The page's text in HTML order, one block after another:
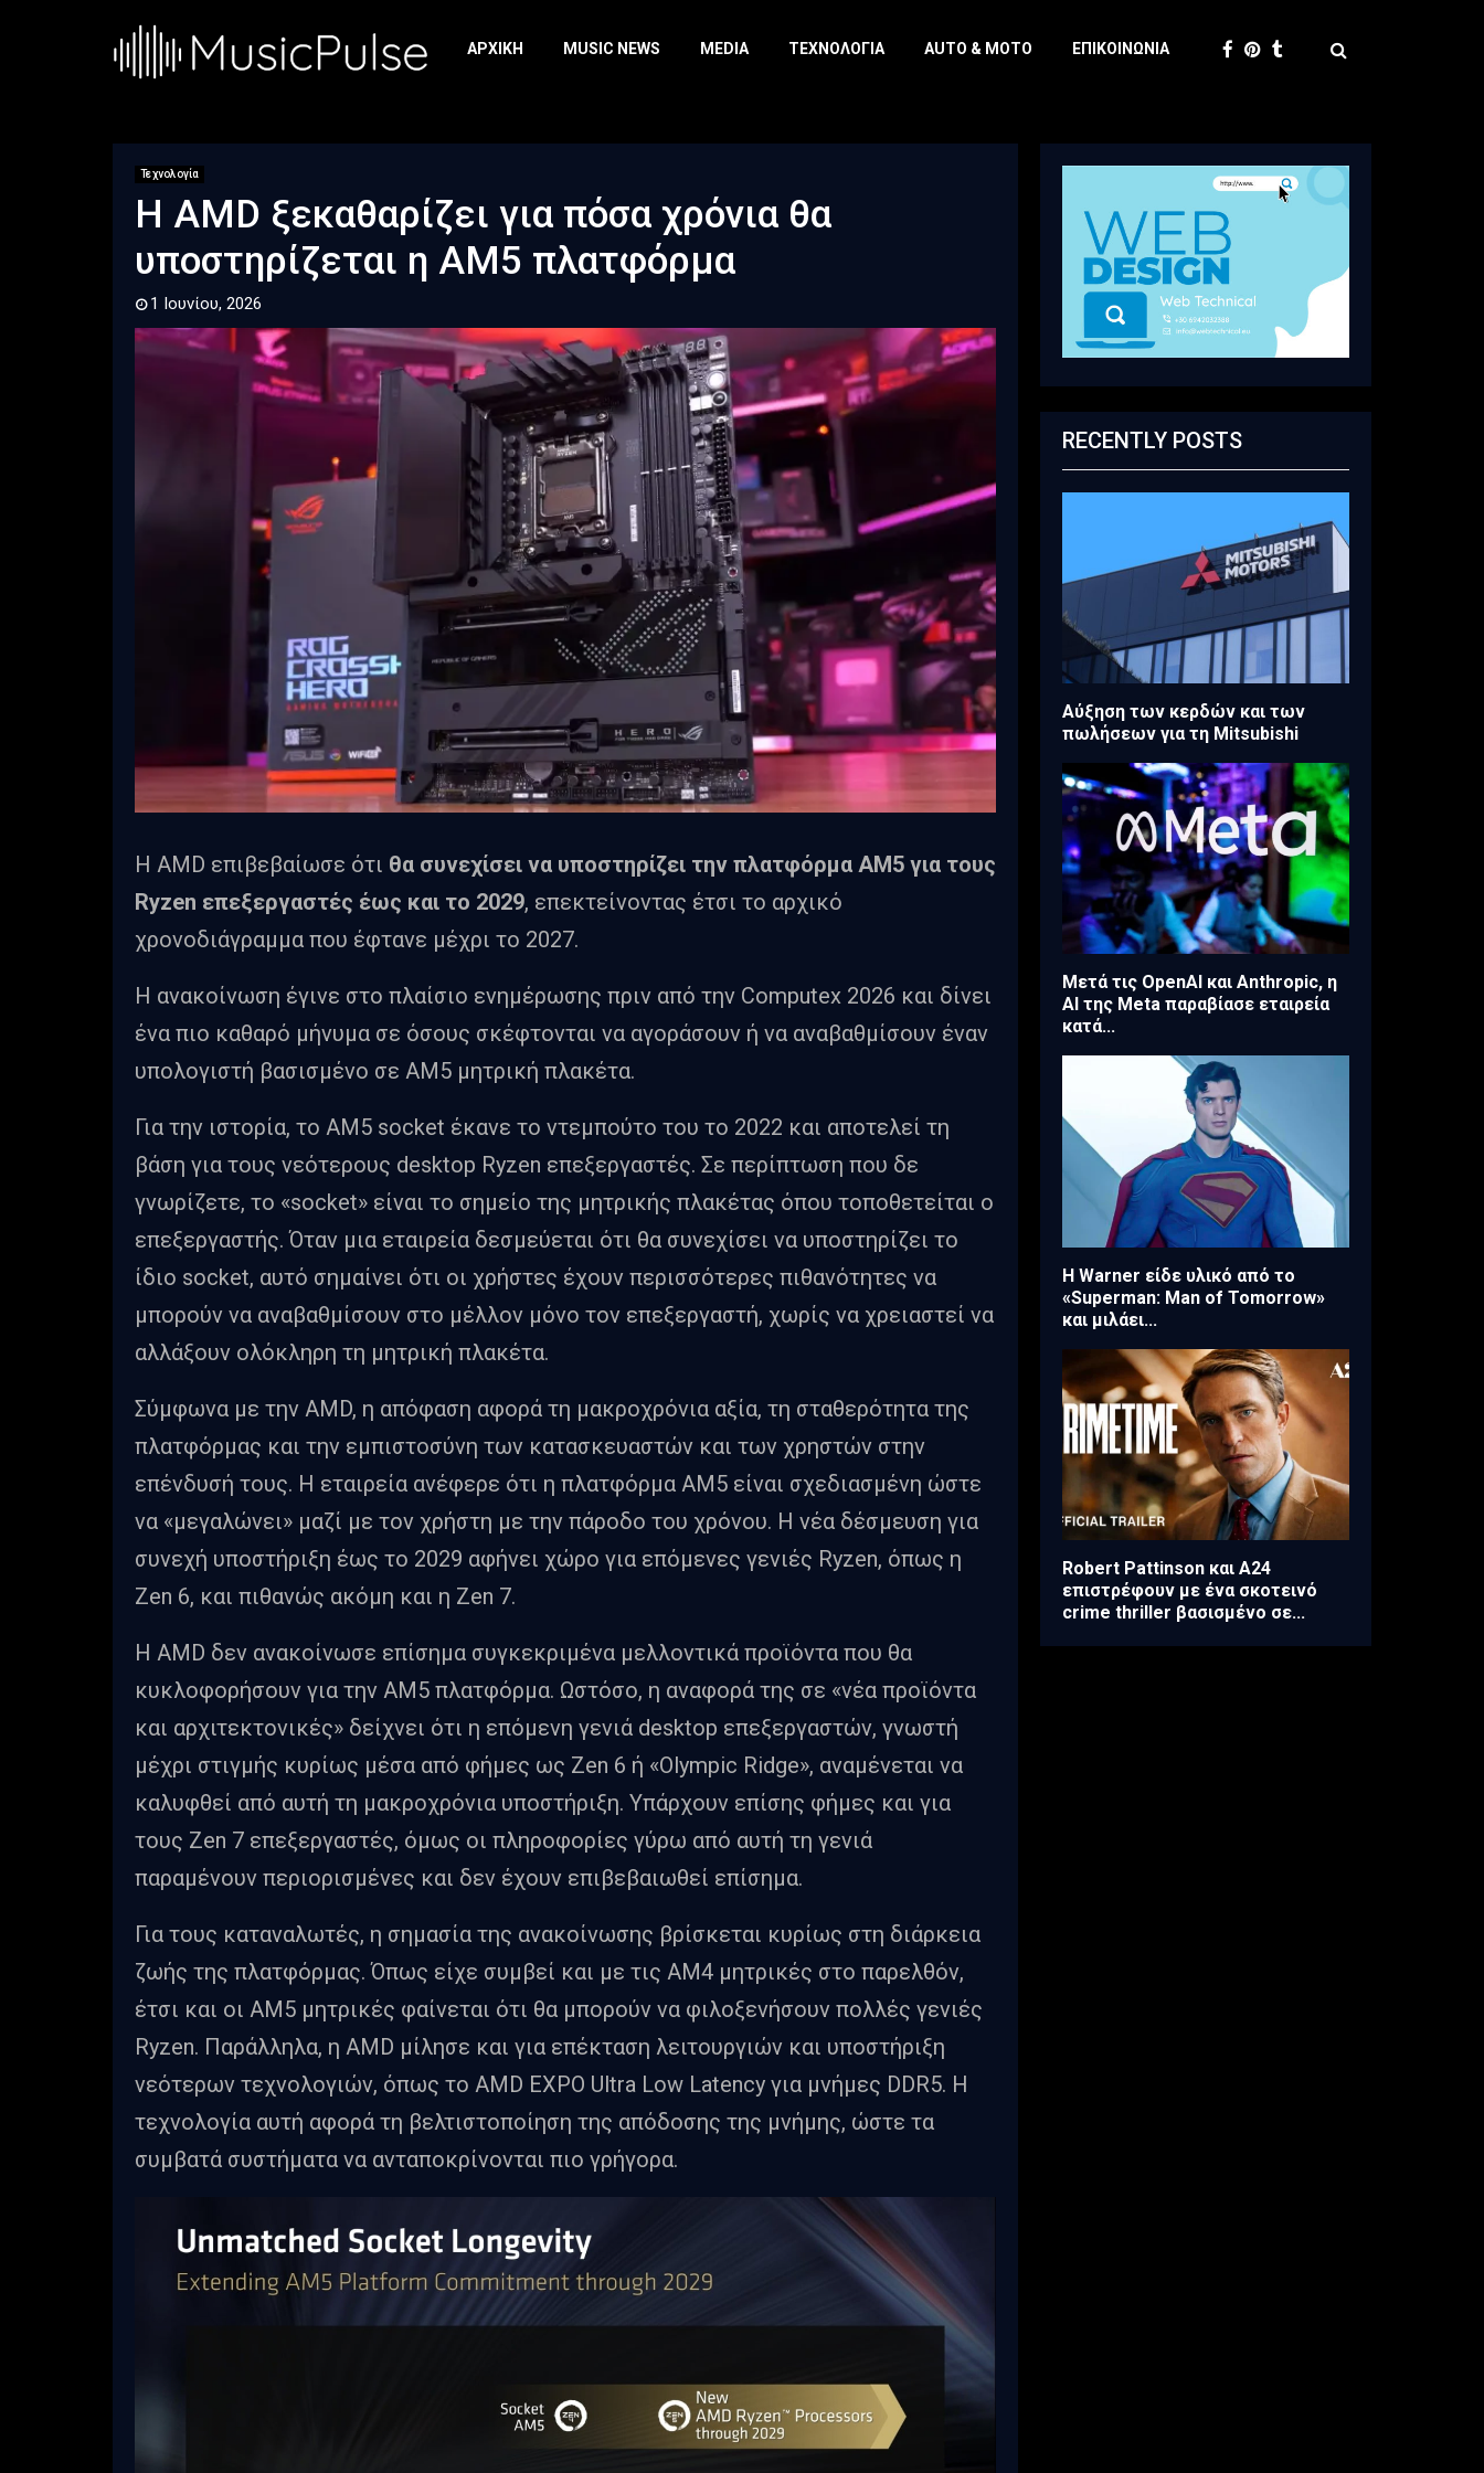
ΑΡΧΙΚΉ MUSIC NEWS MEDIA ΤΕΧΝΟΛΟΓΊΑ AUTO & MOTO ΕΠΙΚΟΙΝΩΝΊΑ
Τεχνολογία
Η AMD ξεκαθαρίζει για πόσα χρόνια θα
υποστηρίζεται η AM5 πλατφόρμα
1 Ιουνίου, 2026
Η AMD επιβεβαίωσε ότι θα συνεχίσει να υποστηρίζει την πλατφόρμα AM5 για τους
Ryzen επεξεργαστές έως και το 2029, επεκτείνοντας έτσι το αρχικό
χρονοδιάγραμμα που έφτανε μέχρι το 2027.
Η ανακοίνωση έγινε στο πλαίσιο ενημέρωσης πριν από την Computex 2026 και δίνει
ένα πιο καθαρό μήνυμα σε όσους σκέφτονται να αγοράσουν ή να αναβαθμίσουν έναν
υπολογιστή βασισμένο σε AM5 μητρική πλακέτα.
Για την ιστορία, το AM5 socket έκανε το ντεμπούτο του το 2022 και αποτελεί τη
βάση για τους νεότερους desktop Ryzen επεξεργαστές. Σε περίπτωση που δε
γνωρίζετε, το «socket» είναι το σημείο της μητρικής πλακέτας όπου τοποθετείται ο
επεξεργαστής. Όταν μια εταιρεία δεσμεύεται ότι θα συνεχίσει να υποστηρίζει το
ίδιο socket, αυτό σημαίνει ότι οι χρήστες έχουν περισσότερες πιθανότητες να
μπορούν να αναβαθμίσουν στο μέλλον μόνο τον επεξεργαστή, χωρίς να χρειαστεί να
αλλάξουν ολόκληρη τη μητρική πλακέτα.
Σύμφωνα με την AMD, η απόφαση αφορά τη μακροχρόνια αξία, τη σταθερότητα της
πλατφόρμας και την εμπιστοσύνη των κατασκευαστών και των χρηστών στην
επένδυσή τους. Η εταιρεία ανέφερε ότι η πλατφόρμα AM5 είναι σχεδιασμένη ώστε
να «μεγαλώνει» μαζί με τον χρήστη με την πάροδο του χρόνου. Η νέα δέσμευση για
συνεχή υποστήριξη έως το 2029 αφήνει χώρο για επόμενες γενιές Ryzen, όπως η
Zen 6, και πιθανώς ακόμη και η Zen 7.
Η AMD δεν ανακοίνωσε επίσημα συγκεκριμένα μελλοντικά προϊόντα που θα
κυκλοφορήσουν για την AM5 πλατφόρμα. Ωστόσο, η αναφορά της σε «νέα προϊόντα
και αρχιτεκτονικές» δείχνει ότι η επόμενη γενιά desktop επεξεργαστών, γνωστή
μέχρι στιγμής κυρίως μέσα από φήμες ως Zen 6 ή «Olympic Ridge», αναμένεται να
καλυφθεί από αυτή τη μακροχρόνια υποστήριξη. Υπάρχουν επίσης φήμες και για
τους Zen 7 επεξεργαστές, όμως οι πληροφορίες γύρω από αυτή τη γενιά
παραμένουν περιορισμένες και δεν έχουν επιβεβαιωθεί επίσημα.
Για τους καταναλωτές, η σημασία της ανακοίνωσης βρίσκεται κυρίως στη διάρκεια
ζωής της πλατφόρμας. Όπως είχε συμβεί και με τις AM4 μητρικές στο παρελθόν,
έτσι και οι AM5 μητρικές φαίνεται ότι θα μπορούν να φιλοξενήσουν πολλές γενιές
Ryzen. Παράλληλα, η AMD μίλησε και για επέκταση λειτουργιών και υποστήριξη
νεότερων τεχνολογιών, όπως το AMD EXPO Ultra Low Latency για μνήμες DDR5. Η
τεχνολογία αυτή αφορά τη βελτιστοποίηση της απόδοσης της μνήμης, ώστε τα
συμβατά συστήματα να ανταποκρίνονται πιο γρήγορα.
RECENTLY POSTS
Aύξηση των κερδών και των
πωλήσεων για τη Mitsubishi
Μετά τις OpenAI και Anthropic, η
AI της Meta παραβίασε εταιρεία
κατά...
Η Warner είδε υλικό από το
«Superman: Man of Tomorrow»
και μιλάει...
Robert Pattinson και A24
επιστρέφουν με ένα σκοτεινό
crime thriller βασισμένο σε...